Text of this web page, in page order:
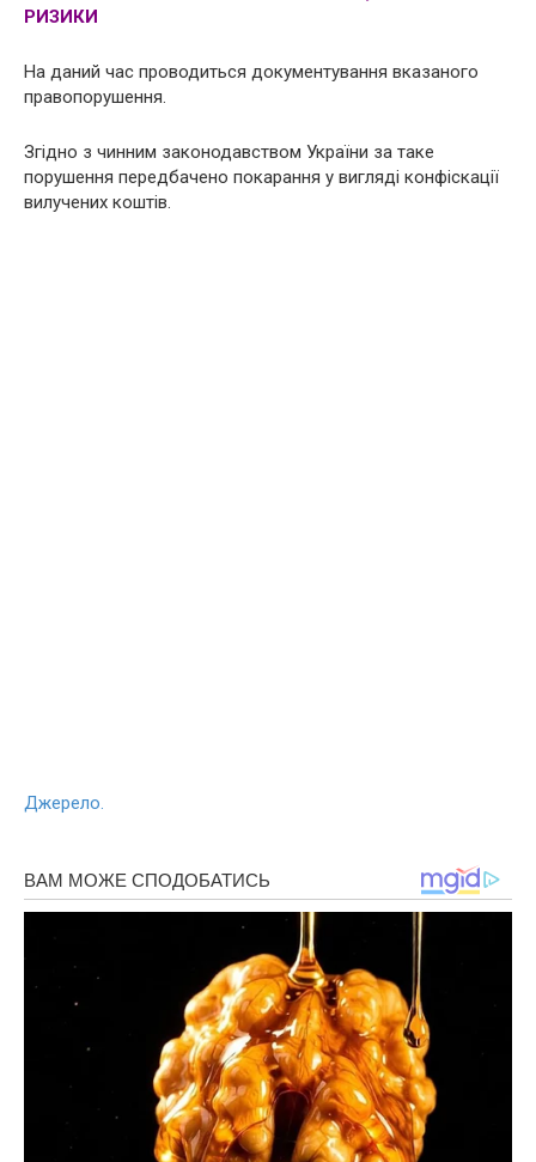
РИЗИКИ
На даний час проводиться документування вказаного
правопорушення.
Згідно з чинним законодавством України за таке
порушення передбачено покарання у вигляді конфіскації
вилучених коштів.
Джерело.